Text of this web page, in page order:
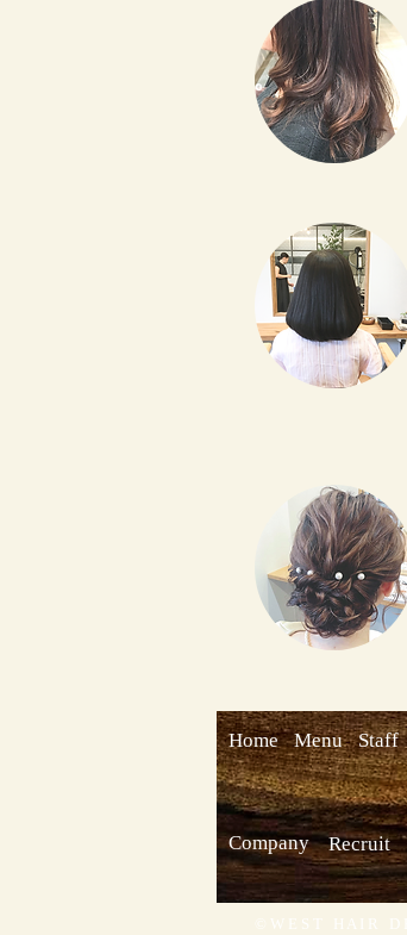
Home Menu Staff
Company Recruit
​© W E S T H A I R D